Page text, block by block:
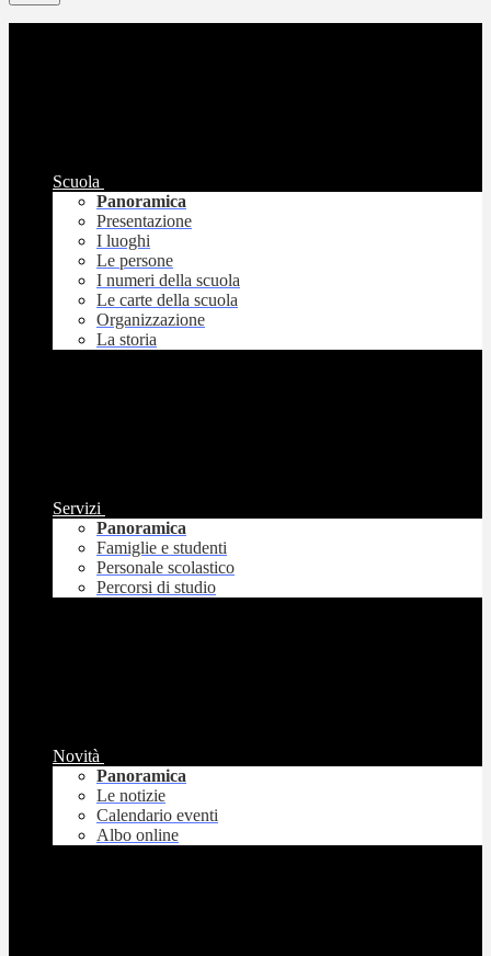
Scuola
Panoramica
Presentazione
I luoghi
Le persone
I numeri della scuola
Le carte della scuola
Organizzazione
La storia
Servizi
Panoramica
Famiglie e studenti
Personale scolastico
Percorsi di studio
Novità
Panoramica
Le notizie
Calendario eventi
Albo online